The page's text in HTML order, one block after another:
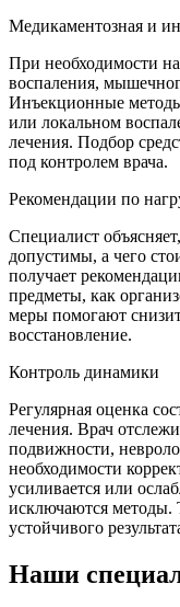
Медикаментозная и
При необходимости
воспаления,
Инъекционные
или локальном
лечения. Подбор
под контролем врача.
Рекомендации по
Специалист
допустимы, а чего
получает
предметы, как
меры помогают
восстановление.
Контроль динамики
Регулярная оценка
лечения. Врач
подвижности,
необходимости
усиливается или
исключаются методы.
устойчивого
Наши